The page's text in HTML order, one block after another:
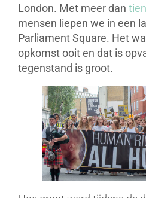
London. Met meer dan
mensen liepen we in een
Parliament Square. Het
opkomst ooit en dat is
tegenstand is groot.